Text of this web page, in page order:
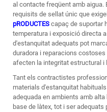
al contacte freqüent amb aigua.
requisits de sellat únic que
pRODUCTES capaç de suportar
temperatura i exposició directa
d'estanquitat adequats pot
duradora i reparacions
afecten la integritat estructural i
Tant els contractistes
materials d'estanquitat
adequada en ambients amb
base de làtex, tot i ser